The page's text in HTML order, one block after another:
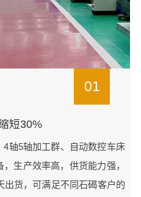
01
短30%
轴5轴加工群、自动数控车床
生产效率高，供货能力强，
出货，可满足不同石碣客户的